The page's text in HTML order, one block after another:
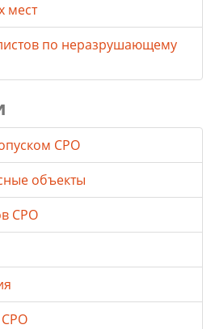
мест
по неразрушающему
СРО
объекты
СРО
СРО